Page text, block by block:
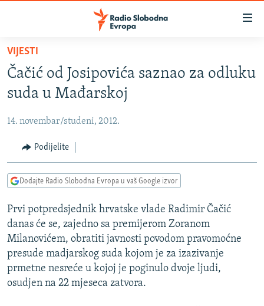
Pređite
na
glavni
sadržaj
na
navigaciju
Pređite
na
VIJESTI
BOSNA I HERCEGOVINA
KOSOVO
CRNA GORA
VIDEO
FOTOGALERIJE
INFOGRAFIKE
PODCASTI
RAT U UKRAJINI
KINA NA BALKANU
RSE PRIČE IZ SVIJETA
ISPRIČAJ MI
VIJESTI
Čačić od Josipovića saznao za odluku
suda u Mađarskoj
14. novembar/studeni, 2012.
Podijelite
Dodajte Radio Slobodna Evropa u vaš Google izvor
Prvi potpredsjednik hrvatske vlade Radimir Čačić
danas će se, zajedno sa premijerom Zoranom
Milanovićem, obratiti javnosti povodom pravomoćne
presude madjarskog suda kojom je za izazivanje
prmetne nesreće u kojoj je poginulo dvoje ljudi,
osudjen na 22 mjeseca zatvora.